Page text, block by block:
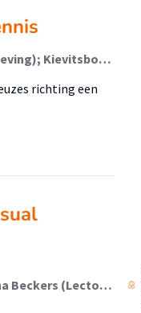
Vugteveen, Jorien (Talentontwikkeling In Hoger Onderwijs En Samenleving); Kievitsbosch, Anne; Kamans, Elanor (Talentontwikkeling In Hoger Onderwijs En Samenleving)
richting een
Shirel Snopik ter Steege (Student); Robert Trouwborst (Lector); Mischa Beckers (Lector); Greg Elliot (Onderzoeker)